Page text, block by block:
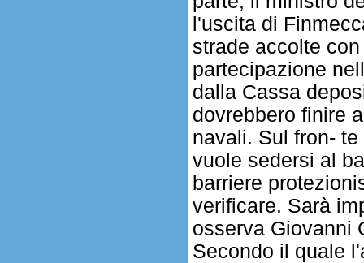
l'uscita di
strade accolte
partecipazione
dalla Cassa
dovrebbero finire
navali. Sul fron-
vuole sedersi al
barriere
verificare. Sarà
osserva Giovanni
Secondo il quale